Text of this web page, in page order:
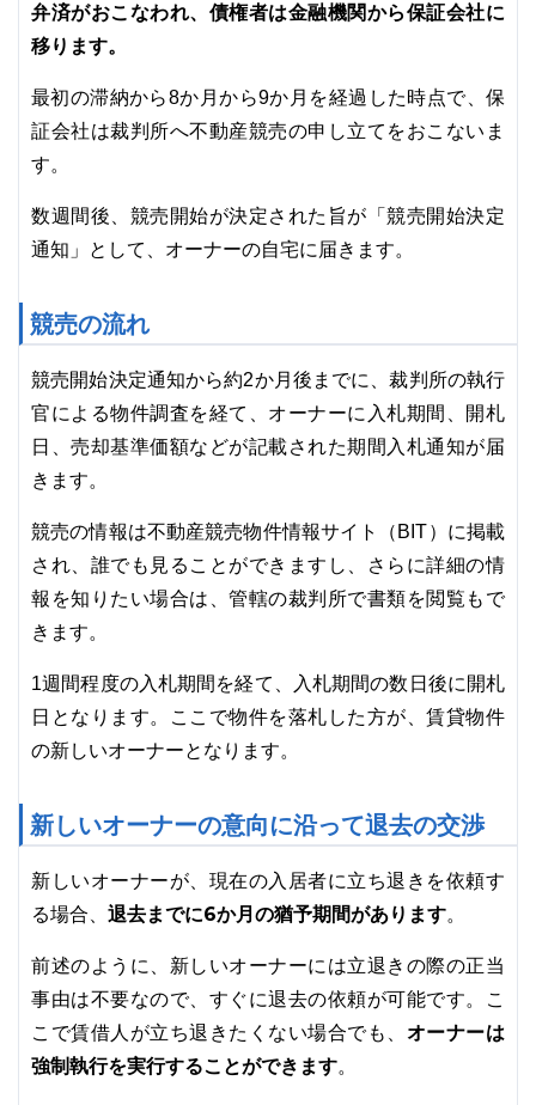
弁済がおこなわれ、債権者は金融機関から保証会社に
移ります。
最初の滞納から8か月から9か月を経過した時点で、保
証会社は裁判所へ不動産競売の申し立てをおこないま
す。
数週間後、競売開始が決定された旨が「競売開始決定
通知」として、オーナーの自宅に届きます。
競売の流れ
競売開始決定通知から約2か月後までに、裁判所の執行
官による物件調査を経て、オーナーに入札期間、開札
日、売却基準価額などが記載された期間入札通知が届
きます。
競売の情報は不動産競売物件情報サイト（BIT）に掲載
され、誰でも見ることができますし、さらに詳細の情
報を知りたい場合は、管轄の裁判所で書類を閲覧もで
きます。
1週間程度の入札期間を経て、入札期間の数日後に開札
日となります。ここで物件を落札した方が、賃貸物件
の新しいオーナーとなります。
新しいオーナーの意向に沿って退去の交渉
新しいオーナーが、現在の入居者に立ち退きを依頼す
る場合、 退去までに6か月の猶予期間があります。
前述のように、新しいオーナーには立退きの際の正当
事由は不要なので、すぐに退去の依頼が可能です。こ
こで賃借人が立ち退きたくない場合でも、 オーナーは
強制執行を実行することができます。